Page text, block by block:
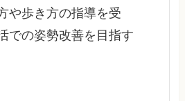
や歩き方の指導を受
での姿勢改善を目指す